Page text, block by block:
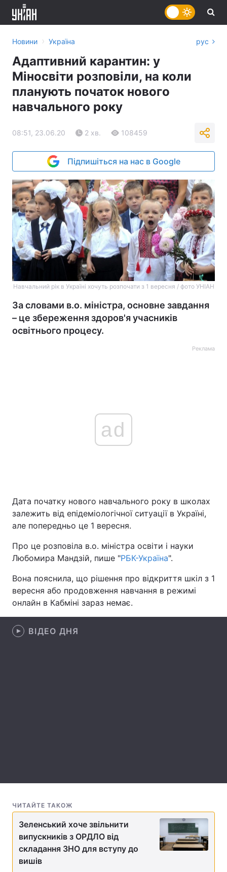
Головна Війна
Політика
Економіка Світ
Техно і зв'язок Лайт
Здоров'я
Новини › Україна рус
Адаптивний карантин: у
Міносвіти розповіли, на коли
планують початок нового
навчального року
08:51, 23.06.20 2 хв. 108459
Підпишіться на нас в Google
Навчальний рік в Україні хочуть розпочати з 1 вересня / фото УНІАН
За словами в.о. міністра, основне завдання
– це збереження здоров'я учасників
освітнього процесу.
Реклама
ad
Дата початку нового навчального року в школах
залежить від епідеміологічної ситуації в Україні,
але попередньо це 1 вересня.
Про це розповіла в.о. міністра освіти і науки
Любомира Мандзій, пише "РБК-Україна".
Вона пояснила, що рішення про відкриття шкіл з 1
вересня або продовження навчання в режимі
онлайн в Кабміні зараз немає.
ВІДЕО ДНЯ
ЧИТАЙТЕ ТАКОЖ
Зеленський хоче звільнити
випускників з ОРДЛО від
складання ЗНО для вступу до
вишів